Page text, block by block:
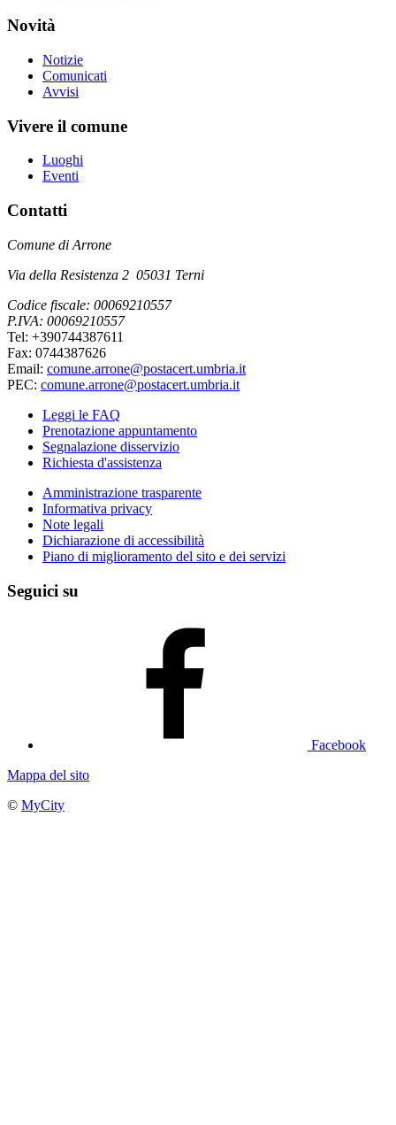
Novità
Notizie
Comunicati
Avvisi
Vivere il comune
Luoghi
Eventi
Contatti
Comune di Arrone
Via della Resistenza 2 05031 Terni
Codice fiscale: 00069210557
P.IVA: 00069210557
Tel: +390744387611
Fax: 0744387626
Email: comune.arrone@postacert.umbria.it
PEC: comune.arrone@postacert.umbria.it
Leggi le FAQ
Prenotazione appuntamento
Segnalazione disservizio
Richiesta d'assistenza
Amministrazione trasparente
Informativa privacy
Note legali
Dichiarazione di accessibilità
Piano di miglioramento del sito e dei servizi
Seguici su
Facebook
Mappa del sito
© MyCity